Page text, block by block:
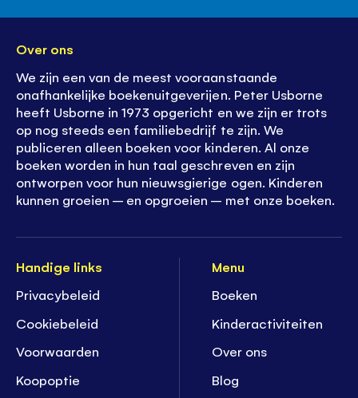
Handige links
Privacybeleid
Cookiebeleid
Voorwaarden
Koopoptie
Menu
Boeken
Kinderactiviteiten
Over ons
Blog
Over ons
We zijn een van de meest vooraanstaande
onafhankelijke boekenuitgeverijen. Peter Usborne
heeft Usborne in 1973 opgericht en we zijn er trots
op nog steeds een familiebedrijf te zijn. We
publiceren alleen boeken voor kinderen. Al onze
boeken worden in hun taal geschreven en zijn
ontworpen voor hun nieuwsgierige ogen. Kinderen
kunnen groeien – en opgroeien – met onze boeken.